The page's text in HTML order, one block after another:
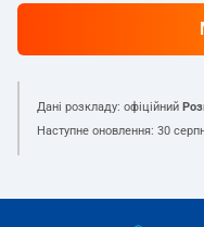
Дані розкладу: офіційний
Наступне оновлення: 30